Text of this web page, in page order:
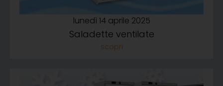
lunedì 14 aprile 2025
Saladette ventilate